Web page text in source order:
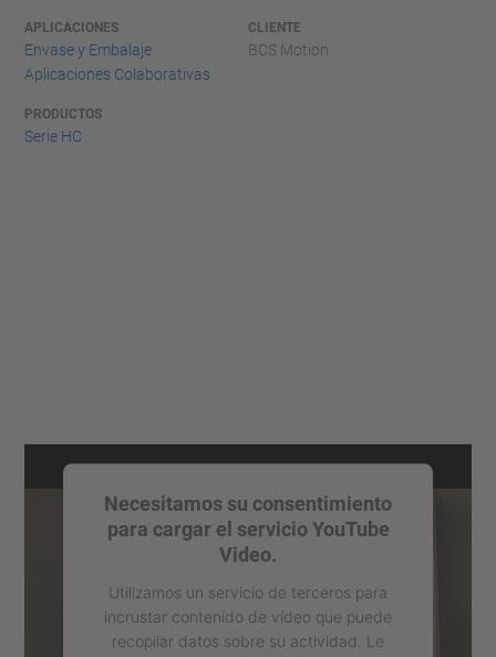
APLICACIONES
Envase y Embalaje
Aplicaciones Colaborativas
CLIENTE
BCS Motion
PRODUCTOS
Serie HC
Necesitamos su consentimiento
para cargar el servicio YouTube
Video.
Utilizamos un servicio de terceros para
incrustar contenido de vídeo que puede
recopilar datos sobre su actividad. Le